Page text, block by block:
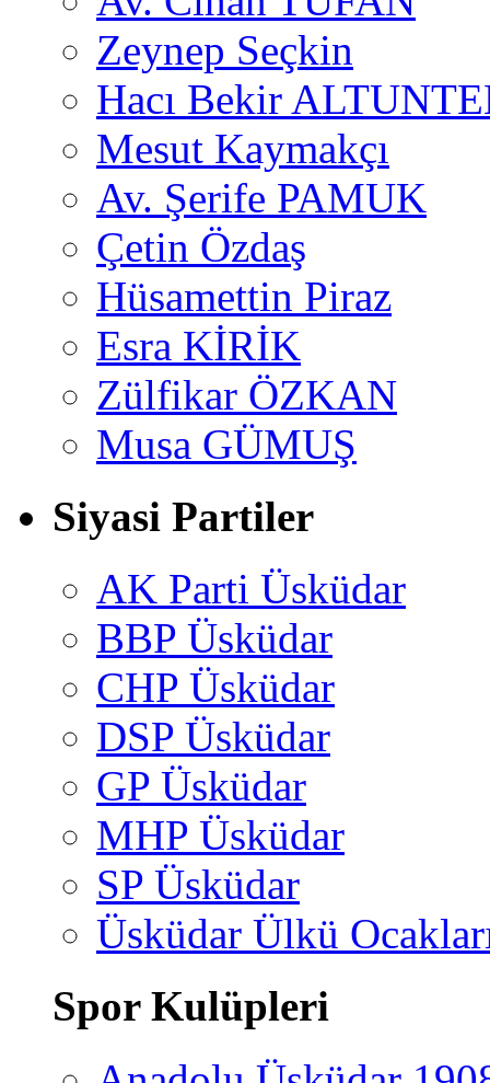
Zeynep Seçkin
Hacı Bekir
Mesut Kaymakçı
Av. Şerife PAMUK
Çetin Özdaş
Hüsamettin Piraz
Esra KİRİK
Zülfikar ÖZKAN
Musa GÜMUŞ
Siyasi Partiler
AK Parti Üsküdar
BBP Üsküdar
CHP Üsküdar
DSP Üsküdar
GP Üsküdar
MHP Üsküdar
SP Üsküdar
Üsküdar Ülkü
Spor Kulüpleri